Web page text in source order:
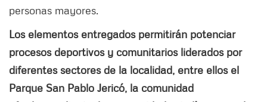
personas mayores.
Los elementos entregados permitirán potenciar
procesos deportivos y comunitarios liderados por
diferentes sectores de la localidad, entre ellos el
Parque San Pablo Jericó, la comunidad